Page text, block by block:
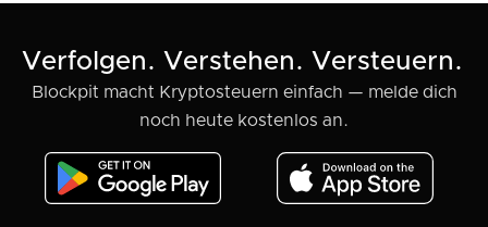
Verfolgen. Verstehen. Versteuern.
Blockpit macht Kryptosteuern einfach — melde dich
noch heute kostenlos an.